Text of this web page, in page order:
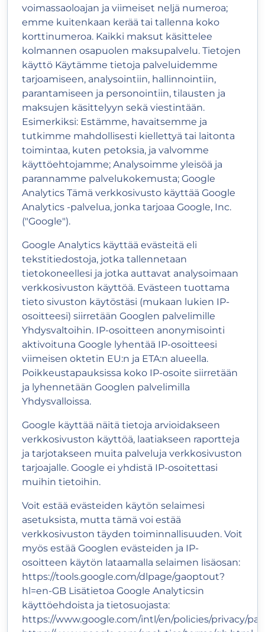
voimassaoloajan ja viimeiset neljä numeroa;
emme kuitenkaan kerää tai tallenna koko
korttinumeroa. Kaikki maksut käsittelee
kolmannen osapuolen maksupalvelu. Tietojen
käyttö Käytämme tietoja palveluidemme
tarjoamiseen, analysointiin, hallinnointiin,
parantamiseen ja personointiin, tilausten ja
maksujen käsittelyyn sekä viestintään.
Esimerkiksi: Estämme, havaitsemme ja
tutkimme mahdollisesti kiellettyä tai laitonta
toimintaa, kuten petoksia, ja valvomme
käyttöehtojamme; Analysoimme yleisöä ja
parannamme palvelukokemusta; Google
Analytics Tämä verkkosivusto käyttää Google
Analytics -palvelua, jonka tarjoaa Google, Inc.
("Google").
Google Analytics käyttää evästeitä eli
tekstitiedostoja, jotka tallennetaan
tietokoneellesi ja jotka auttavat analysoimaan
verkkosivuston käyttöä. Evästeen tuottama
tieto sivuston käytöstäsi (mukaan lukien IP-
osoitteesi) siirretään Googlen palvelimille
Yhdysvaltoihin. IP-osoitteen anonymisointi
aktivoituna Google lyhentää IP-osoitteesi
viimeisen oktetin EU:n ja ETA:n alueella.
Poikkeustapauksissa koko IP-osoite siirretään
ja lyhennetään Googlen palvelimilla
Yhdysvalloissa.
Google käyttää näitä tietoja arvioidakseen
verkkosivuston käyttöä, laatiakseen raportteja
ja tarjotakseen muita palveluja verkkosivuston
tarjoajalle. Google ei yhdistä IP-osoitettasi
muihin tietoihin.
Voit estää evästeiden käytön selaimesi
asetuksista, mutta tämä voi estää
verkkosivuston täyden toiminnallisuuden. Voit
myös estää Googlen evästeiden ja IP-
osoitteen käytön lataamalla selaimen lisäosan:
https://tools.google.com/dlpage/gaoptout?
hl=en-GB Lisätietoa Google Analyticsin
käyttöehdoista ja tietosuojasta:
https://www.google.com/intl/en/policies/privacy/